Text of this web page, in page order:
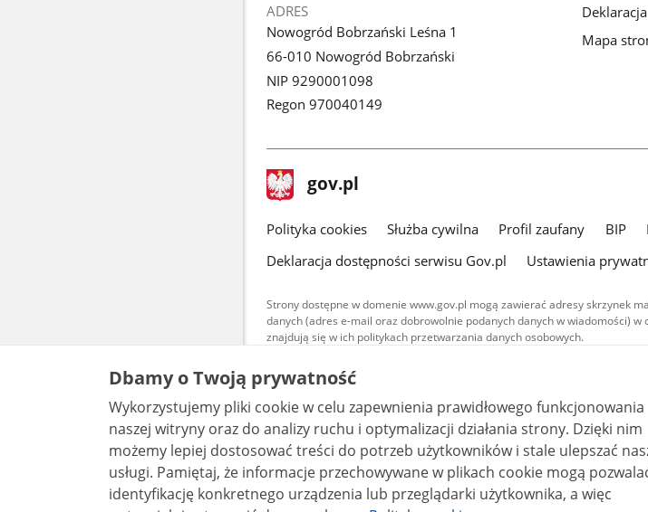
ADRES
Nowogród Bobrzański Leśna 1
66-010 Nowogród Bobrzański
NIP 9290001098
Regon 970040149
Mapa
stopka
gov.pl Strona
gov.pl
gov.pl
Polityka cookies Służba cywilna Profil zaufany BIP
Deklaracja dostępności serwisu Gov.pl
Ustawienia
Strony dostępne w domenie www.gov.pl mogą zawierać adresy skrzynek
danych (adres e-mail oraz dobrowolnie podanych danych w wiadomości) w
znajdują się w ich politykach przetwarzania danych osobowych.
Treści tekstowe publikowane w serwisie (z wyłączeniem
udostępniane na licencji typu Creative Commons: uznanie
warunkach 4.0 (CC BY-SA 4.0). Materiały audiowizualne, w
są udostępniane na licencji typu Creative Commons: uznanie
bez utworów zależnych 4.0 (CC BY-NC-ND 4.0), o ile nie jest
Dbamy o Twoją prywatność
Wykorzystujemy pliki cookie w celu zapewnienia prawidłowego funkcjonowania
naszej witryny oraz do analizy ruchu i optymalizacji działania strony. Dzięki nim
możemy lepiej dostosować treści do potrzeb użytkowników i stale ulepszać
usługi. Pamiętaj, że informacje przechowywane w plikach cookie mogą pozwalać na
identyfikację konkretnego urządzenia lub przeglądarki użytkownika, a więc